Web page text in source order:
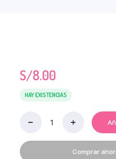
S/8.00
HAY EXISTENCIAS
GATO
5
Comprar